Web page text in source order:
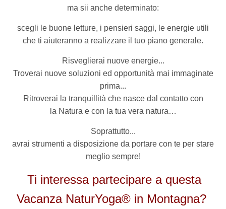
ma sii anche determinato:
scegli le buone letture, i pensieri saggi, le energie utili
che ti aiuteranno a realizzare il tuo piano generale.
Risveglierai nuove energie...
Troverai nuove soluzioni ed opportunità mai immaginate
prima...
Ritroverai la tranquillità che nasce dal contatto con
la Natura e con la tua vera natura…
Soprattutto...
avrai strumenti a disposizione da portare con te per stare
meglio sempre!
Ti interessa partecipare a questa
Vacanza NaturYoga® in Montagna?